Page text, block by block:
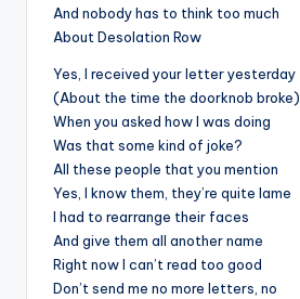
And nobody has to think too much
About Desolation Row
Yes, I received your letter yesterday
(About the time the doorknob broke)
When you asked how I was doing
Was that some kind of joke?
All these people that you mention
Yes, I know them, they’re quite lame
I had to rearrange their faces
And give them all another name
Right now I can’t read too good
Don’t send me no more letters, no